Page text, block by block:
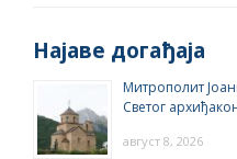
Најаве догађаја
Митрополит
Светог
август 8, 2026